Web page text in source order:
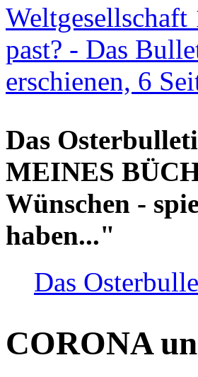
past? - Das
erschienen, 6
Das
MEINES
Wünschen -
haben..."
Das
CORONA